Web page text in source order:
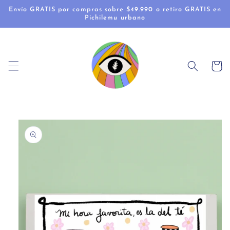
directamente
Envío GRATIS por compras sobre $49.990 o retiro GRATIS en
Pichilemu urbano
Carrito
directamente
información